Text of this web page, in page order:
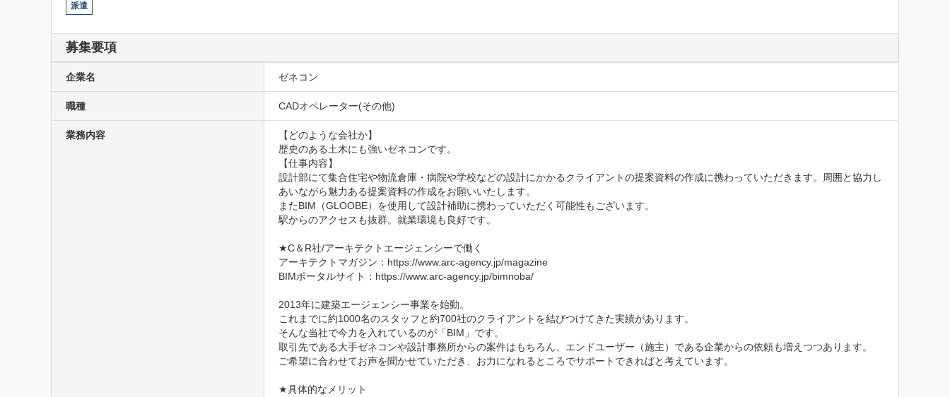
派遣
募集要項
企業名 ゼネコン
職種 CADオペレーター(その他)
業務内容
【どのような会社か】
歴史のある土木にも強いゼネコンです。
【仕事内容】
設計部にて集合住宅や物流倉庫・病院や学校などの設計にかかるクライアントの提案資料の作成に携わっていただきます。周囲と協力し
あいながら魅力ある提案資料の作成をお願いいたします。
またBIM（GLOOBE）を使用して設計補助に携わっていただく可能性もございます。
駅からのアクセスも抜群。就業環境も良好です。
★C＆R社/アーキテクトエージェンシーで働く
アーキテクトマガジン：https://www.arc-agency.jp/magazine
BIMポータルサイト：https://www.arc-agency.jp/bimnoba/
2013年に建築エージェンシー事業を始動。
これまでに約1000名のスタッフと約700社のクライアントを結びつけてきた実績があります。
そんな当社で今力を入れているのが「BIM」です。
取引先である大手ゼネコンや設計事務所からの案件はもちろん、エンドユーザー（施主）である企業からの依頼も増えつつあります。
ご希望に合わせてお声を聞かせていただき、お力になれるところでサポートできればと考えています。
★具体的なメリット